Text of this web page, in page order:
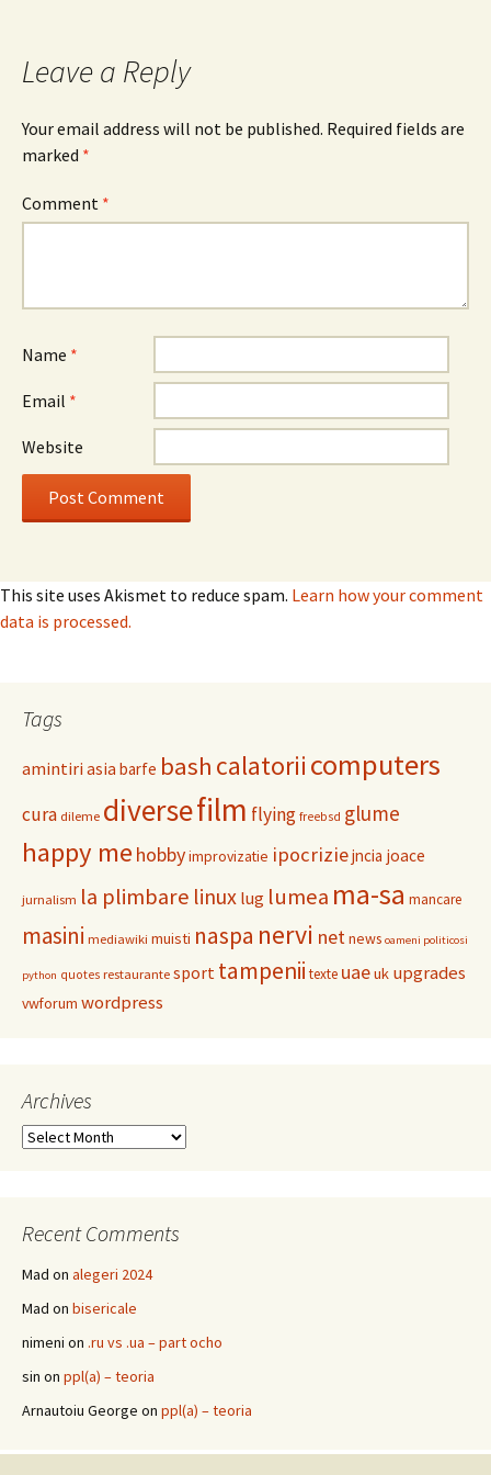
Leave a Reply
Your email address will not be published. Required fields are
marked *
Comment *
Name *
Email *
Website
This site uses Akismet to reduce spam. Learn how your comment
data is processed.
Tags
amintiriasia barfe bash calatorii computers
cura dileme diversefilm flying freebsd glume
happy me hobbyimprovizatie ipocriziejncia joace
jurnalism la plimbare linux lug lumea ma-sa mancare
masini mediawiki muisti naspa nervi netnews oameni politicosi
python quotes restaurante sport tampenii texte uaeuk upgrades
vwforum wordpress
Archives
Archives
Recent Comments
Mad on alegeri 2024
Mad on bisericale
nimeni on .ru vs .ua – part ocho
sin on ppl(a) – teoria
Arnautoiu George on ppl(a) – teoria